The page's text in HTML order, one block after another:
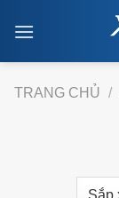
TRANG CHỦ /